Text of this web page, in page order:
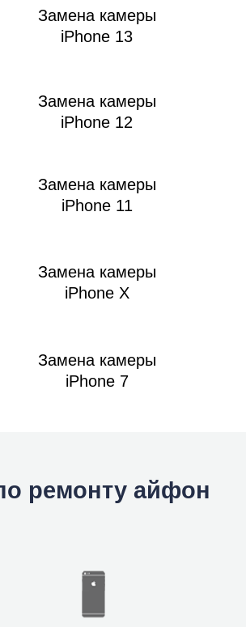
Замена камеры
iPhone 13
Замена камеры
iPhone 12
Замена камеры
iPhone 11
Замена камеры
iPhone X
Замена камеры
iPhone 7
ремонту айфон